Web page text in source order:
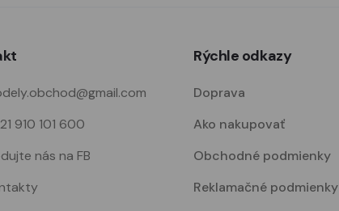
910 101 600
nás na FB
Rýchle odkazy
Doprava
Ako nakupovať
Obchodné podmienky
Reklamačné podmienky